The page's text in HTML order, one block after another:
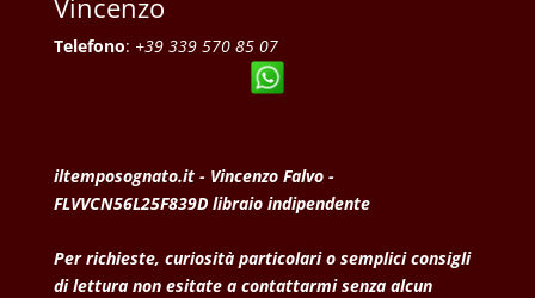
Telefono: +39 339 570 85 07
iltemposognato.it - Vincenzo Falvo -
FLVVCN56L25F839D libraio indipendente
Per richieste, curiosità particolari o semplici consigli
di lettura non esitate a contattarmi senza alcun